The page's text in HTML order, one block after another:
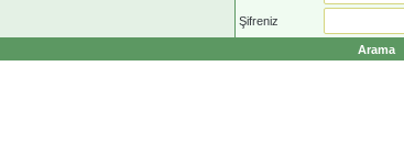
Şifreniz
Arama